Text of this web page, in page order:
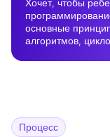
Хочет, чтобы
основные
алгоритмов,
Процесс